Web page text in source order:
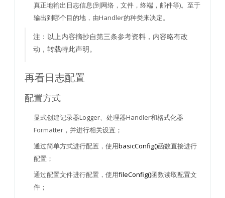
真正地输出日志信息(到网络，文件，终端，邮件等)。至于
输出到哪个目的地，由Handler的种类来决定。
注：以上内容摘抄自第三条参考资料，内容略有改
动，转载特此声明。
再看日志配置
配置方式
显式创建记录器Logger、处理器Handler和格式化器
Formatter，并进行相关设置；
通过简单方式进行配置，使用basicConfig()函数直接进行
配置；
通过配置文件进行配置，使用fileConfig()函数读取配置文
件；